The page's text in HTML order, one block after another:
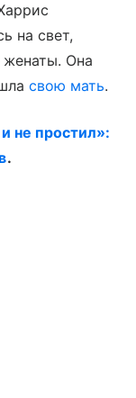
на свет,
Она
свою мать.
не простил»:
.